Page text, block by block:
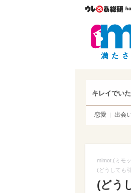
キレイでい
恋愛 出会
mimot.(ミモ
(どうしても
(どう